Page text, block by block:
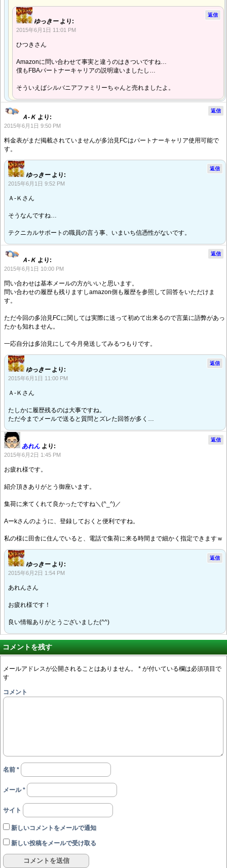
ゆっきー より:
2015年6月1日 11:01 PM
ひつきさん
Amazonに問い合わせて事実と違うのはきついですね…
僕もFBAパートナーキャリアの説明違いましたし…
そういえばシルバニアファミリーちゃんと売れましたよ。
返信
Ａ-Ｋ より:
2015年6月1日 9:50 PM
料金表がまだ掲載されていませんが多治見FCはパートナーキャリア使用可能で
す。
返信
ゆっきー より:
2015年6月1日 9:52 PM
Ａ-Ｋさん
そうなんですね…
テクニカルサポートの職員の言う事、いまいち信憑性がないです。
返信
Ａ-Ｋ より:
2015年6月1日 10:00 PM
問い合わせは基本メールの方がいいと思います。
問い合わせの履歴も残りますしamazon側も履歴を参照して回答をいただけま
す。
ただ今回の多治見FCに関しては実際に送って初めて出来るので言葉に語弊があっ
たかも知れません。
一応自分は多治見にして今月発送してみるつもりです。
返信
ゆっきー より:
2015年6月1日 11:00 PM
Ａ-Ｋさん
たしかに履歴残るのは大事ですね。
ただ今までメールで送ると質問とズレた回答が多く…
返信
あれん より:
2015年6月2日 1:45 PM
お疲れ様です。
紹介頂きありがとう御座います。
集荷に来てくれて良かったですね＼(^_^)／
Aーkさんのように、登録しておくと便利ですね。
私の様に田舎に住んでいると、電話で集荷に来る時間まで細かく指定できますｗ
返信
ゆっきー より:
2015年6月2日 1:54 PM
あれんさん
お疲れ様です！
良い情報ありがとうございました(^^)
返信
コメントを残す
メールアドレスが公開されることはありません。 * が付いている欄は必須項目で
す
コメント
名前 *
メール*
サイト
新しいコメントをメールで通知
新しい投稿をメールで受け取る